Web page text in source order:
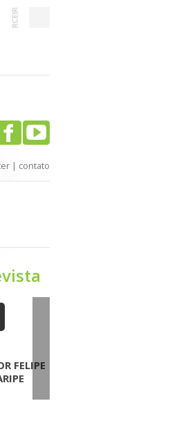
| contato
FELIPE